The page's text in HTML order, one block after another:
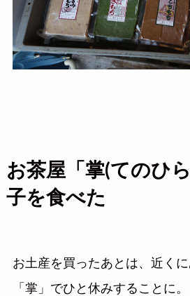
お茶屋「掌(てのひ
子を食べた
お土産を買ったあとは、近く
「掌」でひと休みすることに。